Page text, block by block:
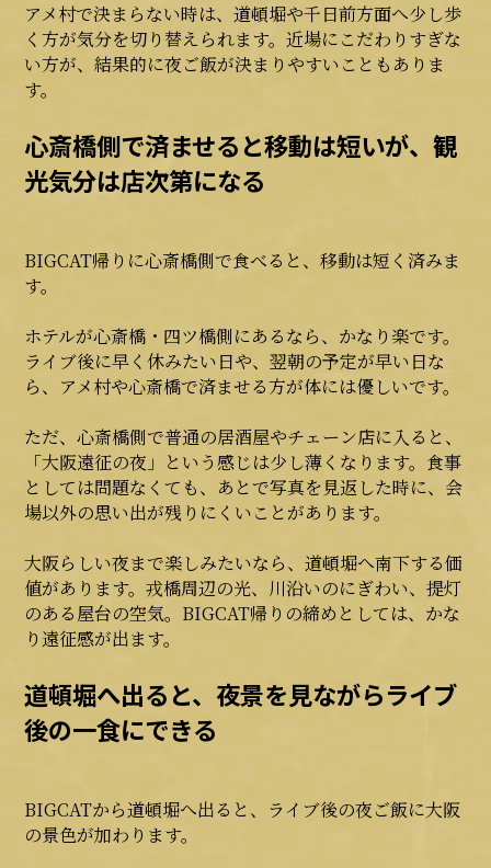
アメ村で決まらない時は、道頓堀や千日前方面へ少し歩
く方が気分を切り替えられます。近場にこだわりすぎな
い方が、結果的に夜ご飯が決まりやすいこともありま
す。
心斎橋側で済ませると移動は短いが、観
光気分は店次第になる
BIGCAT帰りに心斎橋側で食べると、移動は短く済みま
す。
ホテルが心斎橋・四ツ橋側にあるなら、かなり楽です。
ライブ後に早く休みたい日や、翌朝の予定が早い日な
ら、アメ村や心斎橋で済ませる方が体には優しいです。
ただ、心斎橋側で普通の居酒屋やチェーン店に入ると、
「大阪遠征の夜」という感じは少し薄くなります。食事
としては問題なくても、あとで写真を見返した時に、会
場以外の思い出が残りにくいことがあります。
大阪らしい夜まで楽しみたいなら、道頓堀へ南下する価
値があります。戎橋周辺の光、川沿いのにぎわい、提灯
のある屋台の空気。BIGCAT帰りの締めとしては、かな
り遠征感が出ます。
道頓堀へ出ると、夜景を見ながらライブ
後の一食にできる
BIGCATから道頓堀へ出ると、ライブ後の夜ご飯に大阪
の景色が加わります。